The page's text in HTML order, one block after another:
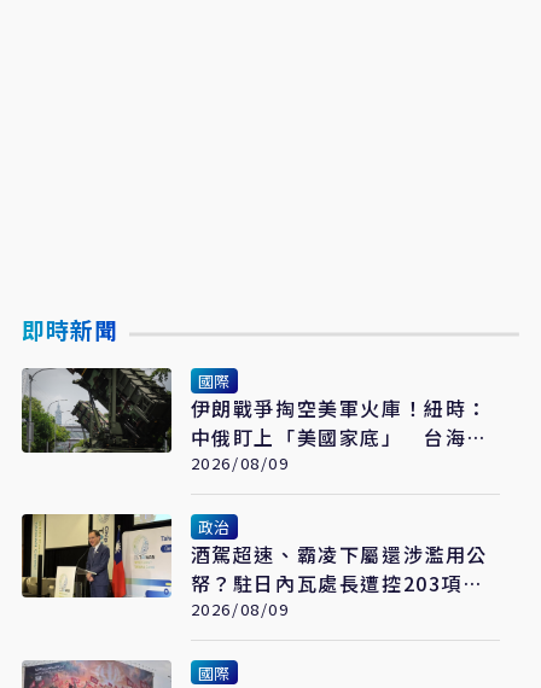
即時新聞
國際
伊朗戰爭掏空美軍火庫！紐時：
中俄盯上「美國家底」 台海戰
力恐成最大受害者
2026/08/09
政治
酒駕超速、霸凌下屬還涉濫用公
帑？駐日內瓦處長遭控203項爭
議 外交部啟動調查
2026/08/09
國際